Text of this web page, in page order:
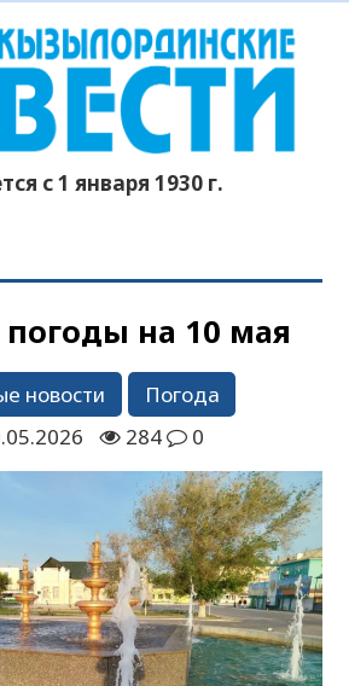
с 1 января 1930 г.
погоды на 10 мая
новости
Погода
284 0